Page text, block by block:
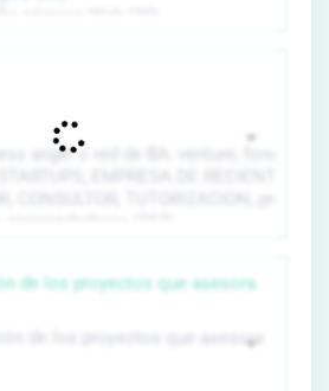
de los proyectos que asesora